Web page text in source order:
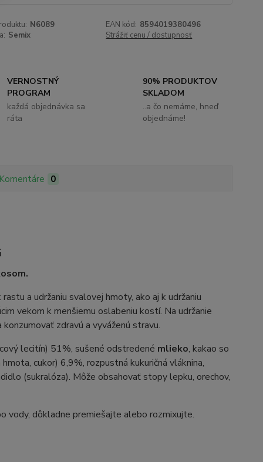
N6089 EAN kód: 8594019380496
Semix Strážiť cenu / dostupnosť
VERNOSTNÝ
PROGRAM
každá objednávka sa
ráta
90% PRODUKTOV
SKLADOM
..a čo nemáme, hneď
objednáme!
0
a udržaniu svalovej hmoty, ako aj k udržaniu
vekom k menšiemu oslabeniu kostí. Na udržanie
zdravú a vyváženú stravu.
lecitín) 51%, sušené odstredené mlieko, kakao so
cukor) 6,9%, rozpustná kukuričná vláknina,
(sukralóza). Môže obsahovať stopy lepku, orechov,
vody, dôkladne premiešajte alebo rozmixujte.